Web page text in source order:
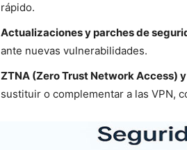
rápido.
Actualizaciones y parches de
ante nuevas vulnerabilidades.
ZTNA (Zero Trust Network Access)
sustituir o complementar a las VPN,